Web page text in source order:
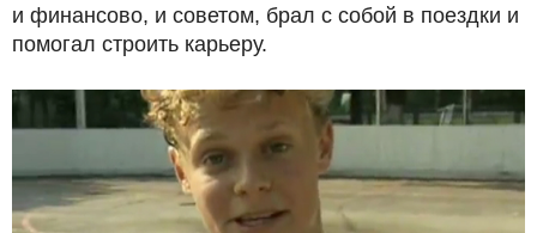
и финансово, и советом, брал с собой в поездки и
помогал строить карьеру.